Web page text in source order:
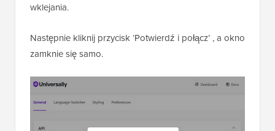
wklejania.
Następnie kliknij przycisk ‘Potwierdź i połącz’ , a okno
zamknie się samo.